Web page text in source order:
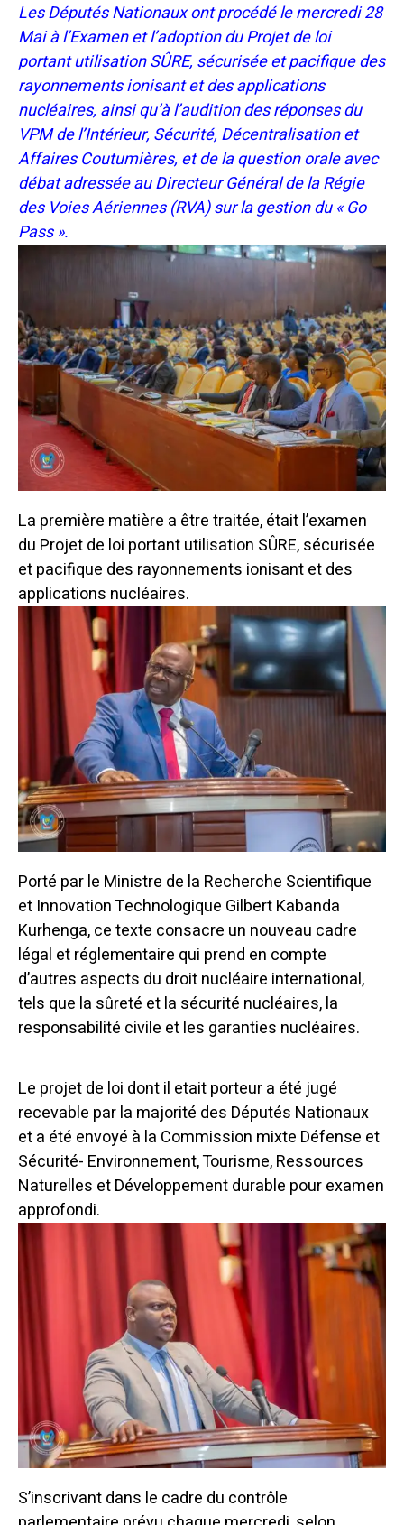
Les Députés Nationaux ont procédé le mercredi 28
Mai à l’Examen et l’adoption du Projet de loi
portant utilisation SÛRE, sécurisée et pacifique des
rayonnements ionisant et des applications
nucléaires, ainsi qu’à l’audition des réponses du
VPM de l’Intérieur, Sécurité, Décentralisation et
Affaires Coutumières, et de la question orale avec
débat adressée au Directeur Général de la Régie
des Voies Aériennes (RVA) sur la gestion du « Go
Pass ».
La première matière a être traitée, était l’examen
du Projet de loi portant utilisation SÛRE, sécurisée
et pacifique des rayonnements ionisant et des
applications nucléaires.
Porté par le Ministre de la Recherche Scientifique
et Innovation Technologique Gilbert Kabanda
Kurhenga, ce texte consacre un nouveau cadre
légal et réglementaire qui prend en compte
d’autres aspects du droit nucléaire international,
tels que la sûreté et la sécurité nucléaires, la
responsabilité civile et les garanties nucléaires.
Le projet de loi dont il etait porteur a été jugé
recevable par la majorité des Députés Nationaux
et a été envoyé à la Commission mixte Défense et
Sécurité- Environnement, Tourisme, Ressources
Naturelles et Développement durable pour examen
approfondi.
S’inscrivant dans le cadre du contrôle